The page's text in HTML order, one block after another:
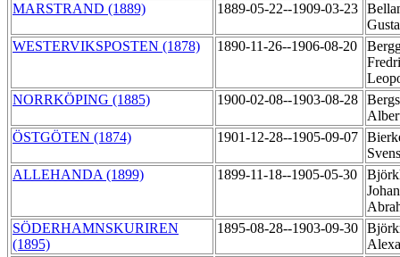
MARSTRAND (1889)
1889-05-22--1909-03-23
WESTERVIKSPOSTEN (1878)
1890-11-26--1906-08-20
NORRKÖPING (1885)
1900-02-08--1903-08-28
ÖSTGÖTEN (1874)
1901-12-28--1905-09-07
ALLEHANDA (1899)
1899-11-18--1905-05-30
Johan
SÖDERHAMNSKURIREN
(1895)
1895-08-28--1903-09-30